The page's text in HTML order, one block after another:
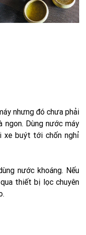
nhưng đó chưa phải
Dùng nước máy
xe buýt tới chốn nghỉ
nước khoáng. Nếu
thiết bị lọc chuyên